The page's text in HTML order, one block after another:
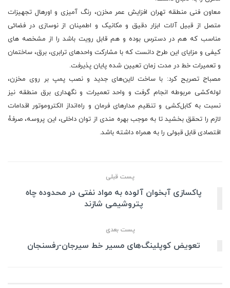
معاون فنی منطقه تهران افزایش عمر مخزن، رنگ آمیزی و اورهال تجهیزات
متصل از قبیل آلات ابزار دقیق و مکانیک و اطمینان از نوسازی در فضائی
مناسب که هم در دسترس بوده و هم قابل رویت باشد را از مشخصه های
کیفی و مزایای این طرح دانست که با مشارکت واحدهای ترابری، برق، ساختمان
و تعمیرات خط در مدت زمان تعیین شده پایان پذیرفت.
مصباح تصریح کرد: با ساخت لاین‌های جدید و نصب پمپ بر روی مخزن،
لوله‌کشی مربوطه انجام گرفت و واحد تعمیرات و نگهداری برق منطقه نیز
نسبت به کابل‌کشی و تنظیم مدارهای فرمان و راه‌انداز الکتروموتور اقدامات
لازم را تحقق بخشید تا به موجب بهره مندی از توان داخلی، این پروسه، صرفۀ
اقتصادی قابل قبولی را به همراه داشته باشد.
پست قبلی
پاکسازی آبخوان آلوده به مواد نفتی در محدوده چاه
پتروشیمی شازند
پست بعدی
تعویض کوپلینگ‌های مسیر خط سیرجان-رفسنجان